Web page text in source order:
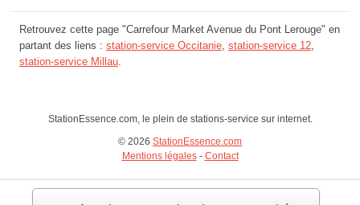
Retrouvez cette page "Carrefour Market Avenue du Pont Lerouge" en
partant des liens : station-service Occitanie station-service 12
station-service Millau
StationEssence.com, le plein de stations-service sur internet.
© 2026 StationEssence.com
Mentions légales- Contact